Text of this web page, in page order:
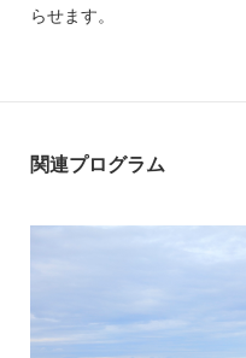
らせます。
関連プログラム